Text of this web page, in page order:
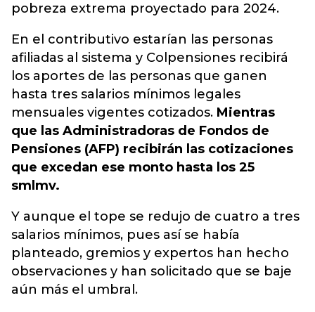
pobreza extrema proyectado para 2024.
En el contributivo estarían las personas
afiliadas al sistema y Colpensiones recibirá
los aportes de las personas que ganen
hasta tres salarios mínimos legales
mensuales vigentes cotizados. Mientras
que las Administradoras de Fondos de
Pensiones (AFP) recibirán las cotizaciones
que excedan ese monto hasta los 25
smlmv.
Y aunque el tope se redujo de cuatro a tres
salarios mínimos, pues así se había
planteado, gremios y expertos han hecho
observaciones y han solicitado que se baje
aún más el umbral.